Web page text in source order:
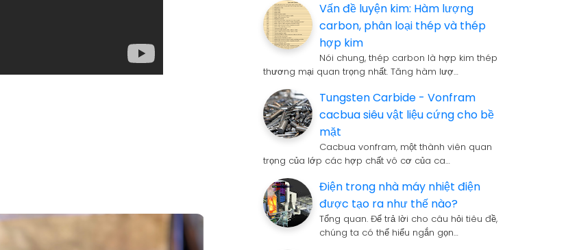
Vấn đề luyện kim: Hàm lượng
carbon, phân loại thép và thép
hợp kim
Nói chung, thép carbon là hợp kim thép
thương mại quan trọng nhất. Tăng hàm lượ…
Tungsten Carbide - Vonfram
cacbua siêu vật liệu cứng cho bề
mặt
Cacbua vonfram, một thành viên quan
trọng của lớp các hợp chất vô cơ của ca…
Điện trong nhà máy nhiệt điện
được tạo ra như thế nào?
Tổng quan. Để trả lời cho câu hỏi tiêu đề,
chúng ta có thể hiểu ngắn gọn…